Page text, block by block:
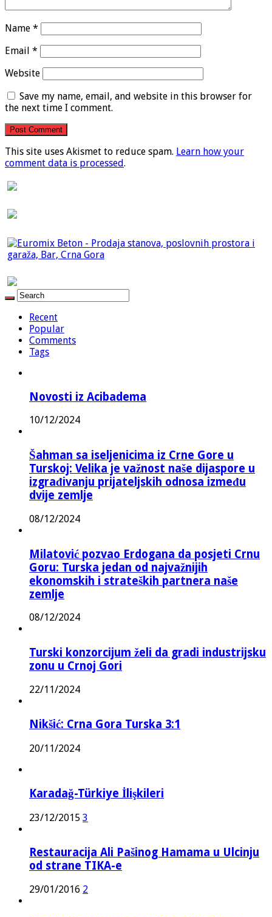
Name *
Email *
Website
Save my name, email, and website in this browser for
the next time I comment.
This site uses Akismet to reduce spam. Learn how your
comment data is processed.
Recent
Popular
Comments
Tags
Novosti iz Acibadema
10/12/2024
Šahman sa iseljenicima iz Crne Gore u
Turskoj: Velika je važnost naše dijaspore u
izgrađivanju prijateljskih odnosa između
dvije zemlje
08/12/2024
Milatović pozvao Erdogana da posjeti Crnu
Goru: Turska jedan od najvažnijih
ekonomskih i strateških partnera naše
zemlje
08/12/2024
Turski konzorcijum želi da gradi industrijsku
zonu u Crnoj Gori
22/11/2024
Nikšić: Crna Gora Turska 3:1
20/11/2024
Karadağ-Türkiye İlişkileri
23/12/2015 3
Restauracija Ali Pašinog Hamama u Ulcinju
od strane TIKA-e
29/01/2016 2